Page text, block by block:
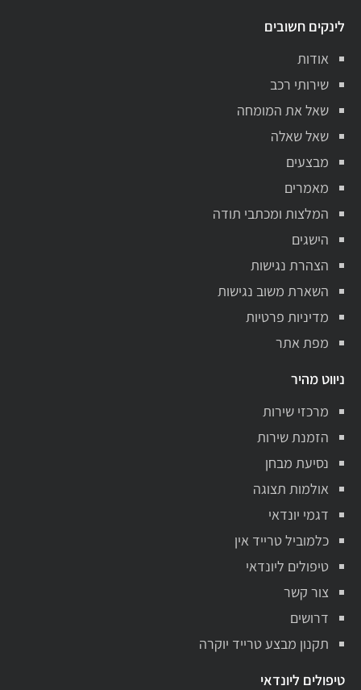
לינקים חשובים
אודות
שירותי רכב
שאל את המומחה
שאל שאלה
מבצעים
מאמרים
המלצות ומכתבי תודה
הישגים
הצהרת נגישות
השארת משוב נגישות
מדיניות פרטיות
מפת אתר
ניווט מהיר
מרכזי שירות
הזמנת שירות
נסיעת מבחן
אולמות תצוגה
דגמי יונדאי
כלמוביל טרייד אין
טיפולים ליונדאי
צור קשר
דרושים
תקנון מבצע טרייד יוקרה
טיפולים ליונדאי